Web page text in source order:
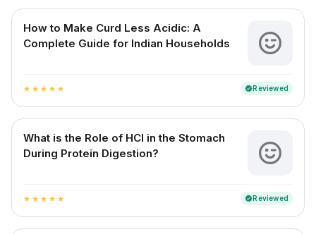
How to Make Curd Less Acidic: A
Complete Guide for Indian Households
star star star star star verifiedReviewed
What is the Role of HCl in the Stomach
During Protein Digestion?
star star star star star verifiedReviewed